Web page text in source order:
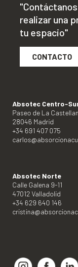
realizar una
tu espacio"
CONTACTO
Absotec Centro-
Paseo de La
28046 Madrid
+34 691 407 075
Absotec Norte
Calle Galena 9-11
47012 Valladolid
+34 629 640 146